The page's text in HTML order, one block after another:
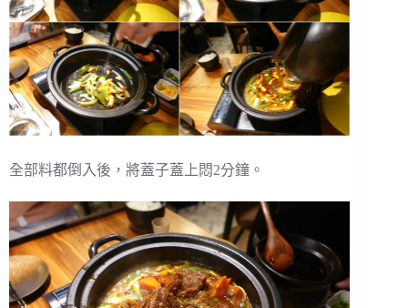
全部料都倒入後，將蓋子蓋上悶2分鐘。